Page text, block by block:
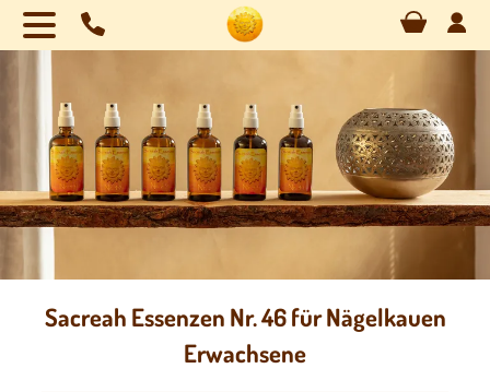
Sacreah Essenzen Nr. 46 für Nägelkauen
Erwachsene